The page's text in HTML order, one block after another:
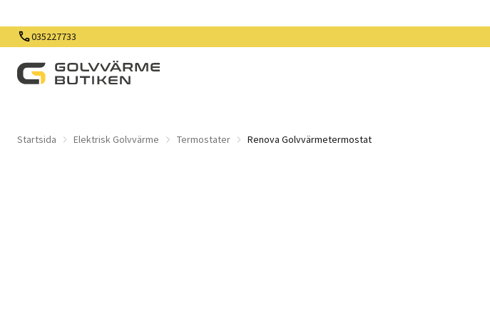
035227733
Startsida Elektrisk Golvvärme Termostater Renova Golvvärmetermostat